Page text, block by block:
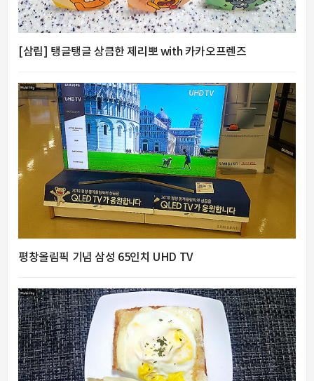
[삼립] 탱글탱글 상큼한 제리뽀 with 카카오프렌즈
평창올림픽 기념 삼성 65인치 UHD TV